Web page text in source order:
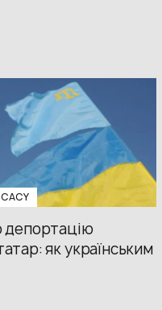
депортацію
як українським